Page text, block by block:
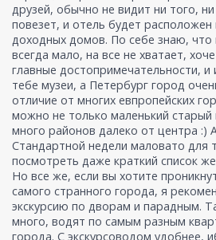
друзей, обычно не видит ни того,
повезет, и отель будет
доходных домов. По себе знаю, что
всегда мало, на все не хватает,
главные достопримечательности,
тебе музеи, а Петербург город
отличие от многих евпропейских
можно не только маленький старый
много районов далеко от центра :)
Стандартной недели маловато для
посмотреть даже краткий список
Но все же, если вы хотите
самого странного города, я
экскурсию по дворам и парадным.
много, водят по самым разным
города. С экскурсоводом удобнее,